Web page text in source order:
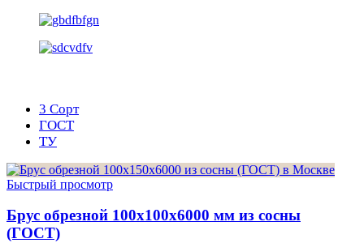
3 Сорт
ГОСТ
ТУ
Быстрый просмотр
Брус обрезной 100х100х6000 мм из сосны
(ГОСТ)